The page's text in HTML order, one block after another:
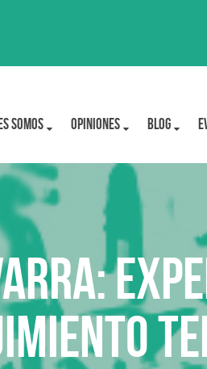
Somos OPINIONES BLOG